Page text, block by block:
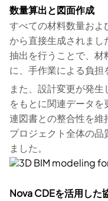
数量算出と図面作成
すべての材料数量お
から直接生成されま
抽出を行うことで、材
に、手作業による負担
また、設計変更が発
をもとに関連データ
連図書との整合性を維
プロジェクト全体の
ました。
Nova CDEを活用した